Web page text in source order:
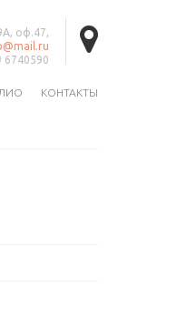
оф.47,
6740590
КОНТАКТЫ